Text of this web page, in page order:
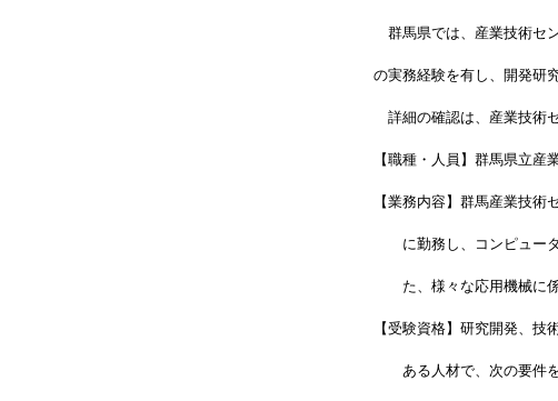
群馬県では、産業技術セ
の実務経験を有し、開発研
詳細の確認は、産業技術
【職種・人員】群馬県立
【業務内容】群馬産業技術
に勤務し、コンピュータ
た、様々な応用機械に係
【受験資格】研究開発、
ある人材で、次の要件